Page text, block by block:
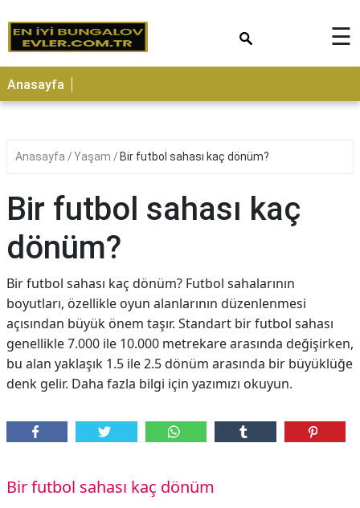
☰
Anasayfa
Anasayfa Yaşam Bir futbol sahası kaç dönüm?
Bir futbol sahası kaç
dönüm?
Bir futbol sahası kaç dönüm? Futbol sahalarının
boyutları, özellikle oyun alanlarının düzenlenmesi
açısından büyük önem taşır. Standart bir futbol sahası
genellikle 7.000 ile 10.000 metrekare arasında değişirken,
bu alan yaklaşık 1.5 ile 2.5 dönüm arasında bir büyüklüğe
denk gelir. Daha fazla bilgi için yazımızı okuyun.
Bir futbol sahası kaç dönüm